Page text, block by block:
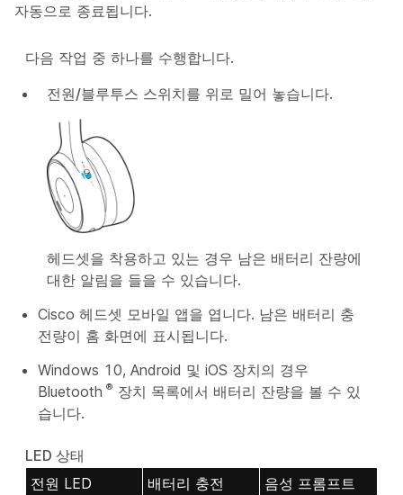
자동으로 종료됩니다.
다음 작업 중 하나를 수행합니다.
전원/블루투스 스위치를 위로 밀어 놓습니다.
헤드셋을 착용하고 있는 경우 남은 배터리 잔량에
대한 알림을 들을 수 있습니다.
Cisco 헤드셋 모바일 앱을 엽니다. 남은 배터리 충
전량이 홈 화면에 표시됩니다.
Windows 10, Android 및 iOS 장치의 경우
Bluetooth ® 장치 목록에서 배터리 잔량을 볼 수 있
습니다.
LED 상태
전원 LED
배터리 충전 음성 프롬프트